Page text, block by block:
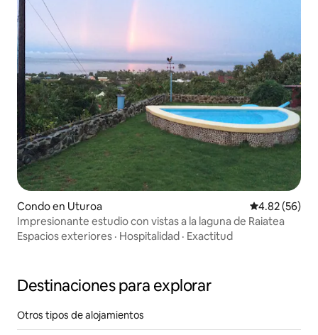
Condo en Uturoa Calificación
4.82 (56)
Impresionante estudio con vistas a la laguna de Raiatea
Espacios exteriores · Hospitalidad · Exactitud
Destinaciones para explorar
Otros tipos de alojamientos